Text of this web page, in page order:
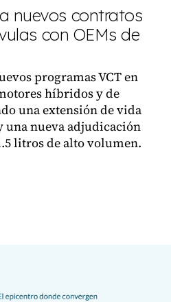
nuevos contratos
con OEMs de
programas VCT en
híbridos y de
una extensión de vida
una nueva adjudicación
litros de alto volumen.